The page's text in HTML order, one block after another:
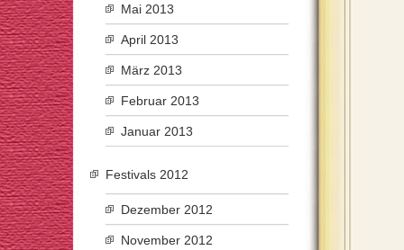
Mai 2013
April 2013
März 2013
Februar 2013
Januar 2013
Festivals 2012
Dezember 2012
November 2012